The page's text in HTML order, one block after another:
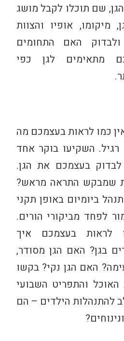
שם תוכלו לקבל מושג
מיקומו, אופיו והצוות
האם התחומים
מתאימים לגן כפי
כמו לראות בעצמכם מה
רגיל. השקיעו בוקר אחד
לבדוק בעצמכם את הגן.
שמבקש התראה מראש?
ביומיום באופן תקני
לפחד מביקורי הורים.
לראות בעצמכם איך
בגן? האם הגן מסודר,
האם הגן נקי? בקשו
והתפריט השבועי
להתנהלות הילדים – הם